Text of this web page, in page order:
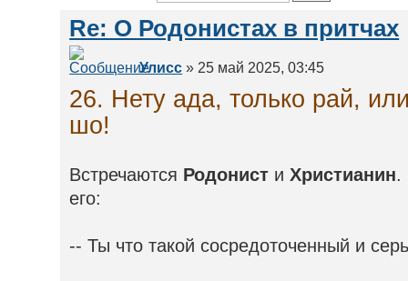
Re: О Родонистах в притчах
Улисс » 25 май 2025, 03:45
26. Нету ада, только рай,
шо!
Встречаются Родонист иХристианин.
его:
-- Ты что такой сосредоточенный и